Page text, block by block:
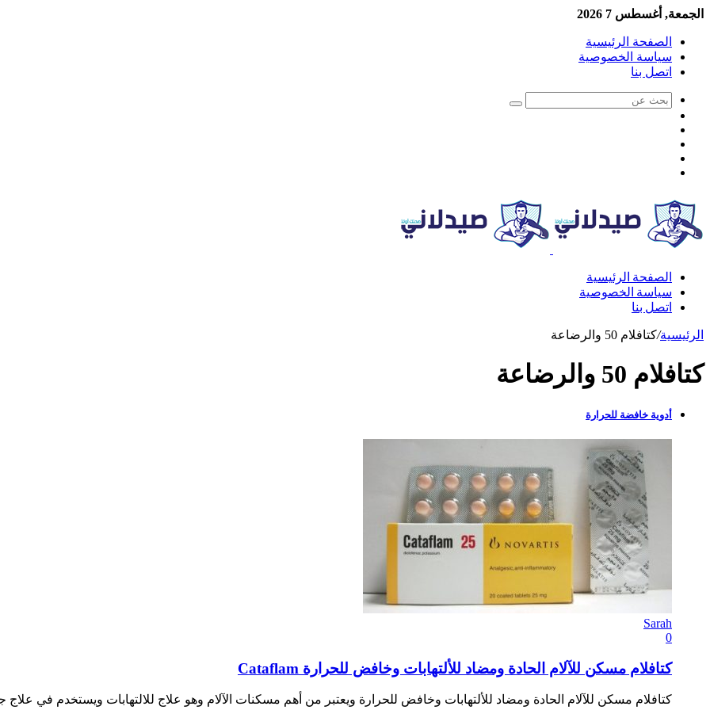
الجمعة, أغسطس 7 2026
الصفحة الرئيسية
سياسة الخصوصية
اتصل بنا
الصفحة الرئيسية
سياسة الخصوصية
اتصل بنا
الرئيسية/كتافلام 50 والرضاعة
كتافلام 50 والرضاعة
أدوية خافضة للحرارة
Sarah
0
كتافلام مسكن للآلام الحادة ومضاد للألتهابات وخافض للحرارة Cataflam
كتافلام مسكن للآلام الحادة ومضاد للألتهابات وخافض للحرارة ويعتبر من أهم مسكنات الآلام وهو علاج للالتهابات ويستخدم في